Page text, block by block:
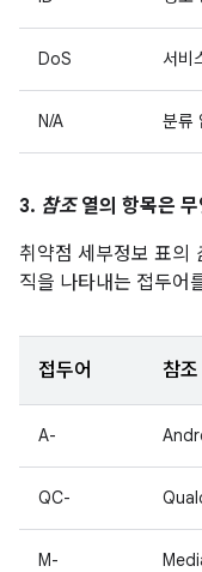
DoS 서비
N/A 분류
3. 참조열의 항목은
취약점 세부정보 표의
직을 나타내는 접두어
접두어 참조
A-
QC-
M-